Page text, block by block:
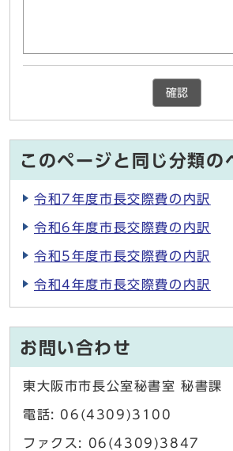
確認
このページと同じ分類の
令和7年度市長交際費の内訳
令和6年度市長交際費の内訳
令和5年度市長交際費の内訳
令和4年度市長交際費の内訳
お問い合わせ
東大阪市市長公室秘書室 秘書課
電話: 06(4309)3100
ファクス: 06(4309)3847